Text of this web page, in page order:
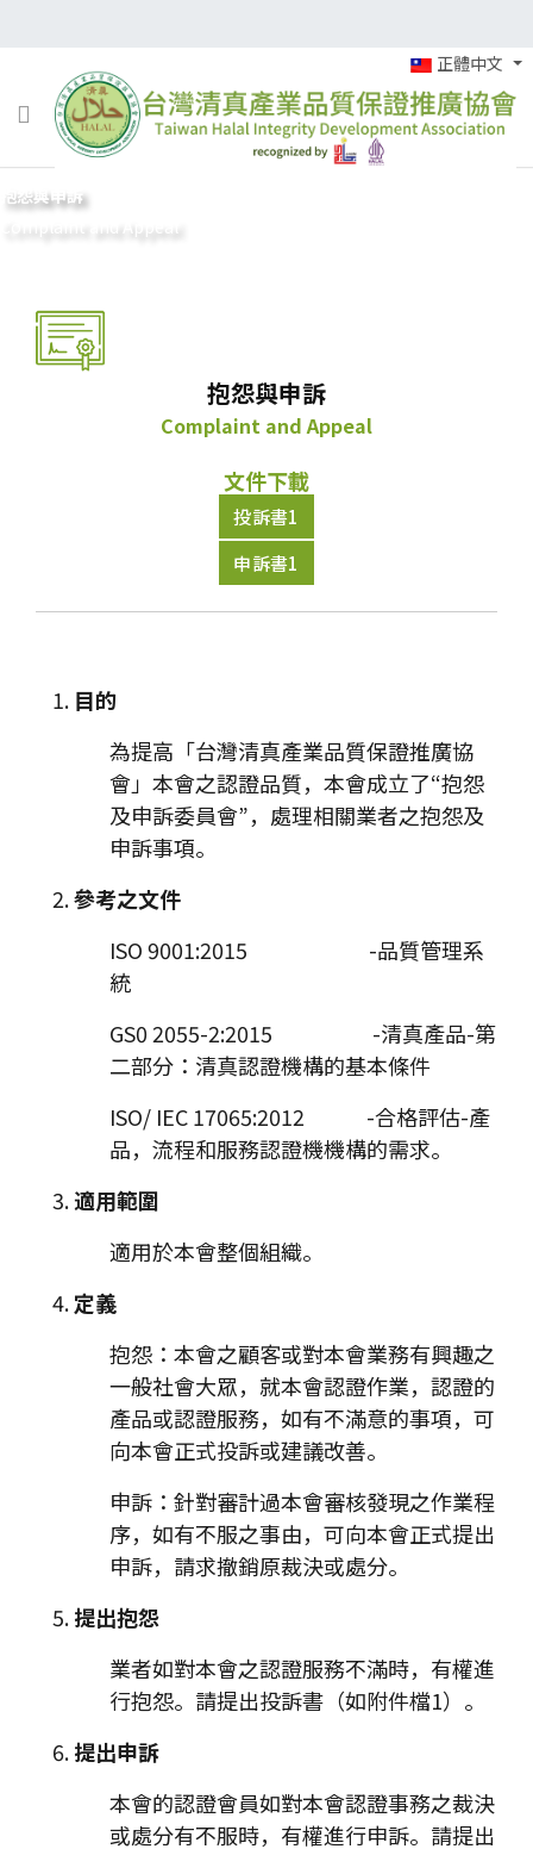
正體中文
抱怨與申訴
Complaint and Appeal
抱怨與申訴
Complaint and Appeal
文件下載
投訴書1
申訴書1
目的
為提高「台灣清真產業品質保證推廣協
會」本會之認證品質，本會成立了“抱怨
及申訴委員會”，處理相關業者之抱怨及
申訴事項。
參考之文件
ISO 9001:2015 -品質管理系
統
GS0 2055-2:2015 -清真產品-第
二部分：清真認證機構的基本條件
ISO/ IEC 17065:2012 -合格評估-產
品，流程和服務認證機機構的需求。
適用範圍
適用於本會整個組織。
定義
抱怨：本會之顧客或對本會業務有興趣之
一般社會大眾，就本會認證作業，認證的
產品或認證服務，如有不滿意的事項，可
向本會正式投訴或建議改善。
申訴：針對審計過本會審核發現之作業程
序，如有不服之事由，可向本會正式提出
申訴，請求撤銷原裁決或處分。
提出抱怨
業者如對本會之認證服務不滿時，有權進
行抱怨。請提出投訴書（如附件檔1）。
提出申訴
本會的認證會員如對本會認證事務之裁決
或處分有不服時，有權進行申訴。請提出